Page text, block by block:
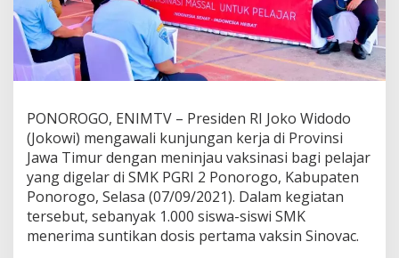
k
a
n
7
0
r
s
e
n
P
e
n
d
u
PONOROGO, ENIMTV – Presiden RI Joko Widodo
(Jokowi) mengawali kunjungan kerja di Provinsi
Jawa Timur dengan meninjau vaksinasi bagi pelajar
yang digelar di SMK PGRI 2 Ponorogo, Kabupaten
Ponorogo, Selasa (07/09/2021). Dalam kegiatan
tersebut, sebanyak 1.000 siswa-siswi SMK
menerima suntikan dosis pertama vaksin Sinovac.